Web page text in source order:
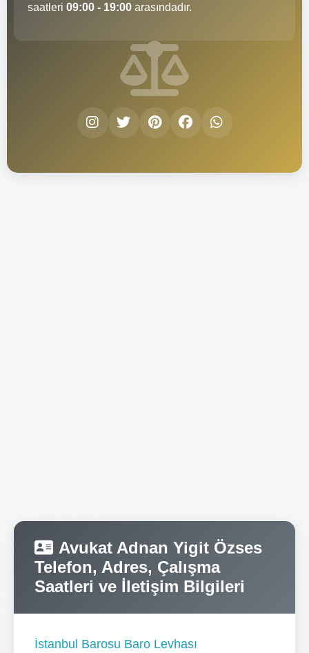
saatleri 09:00 - 19:00 arasındadır.
Avukat Adnan Yigit Özses
Telefon, Adres, Çalışma
Saatleri ve İletişim Bilgileri
İstanbul Barosu Baro Levhası